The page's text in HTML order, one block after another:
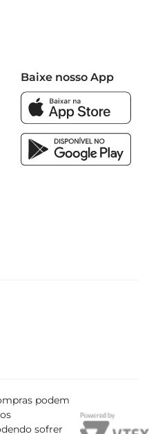
Baixe nosso App
podem
sofrer